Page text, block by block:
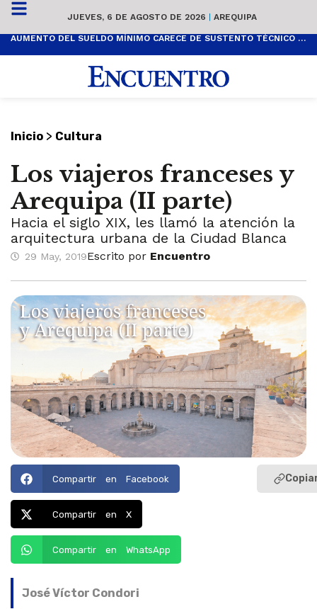
JUEVES, 6 DE AGOSTO DE 2026 | AREQUIPA
AUMENTO DEL SUELDO MÍNIMO CARECE DE SUSTENTO TÉCNICO Y ES POPULISTA
Inicio > Cultura
Los viajeros franceses y
Arequipa (II parte)
Hacia el siglo XIX, les llamó la atención la
arquitectura urbana de la Ciudad Blanca
29 May, 2019Escrito por Encuentro
Compartir en Facebook
Compartir en X
Compartir en WhatsApp
José Víctor Condori